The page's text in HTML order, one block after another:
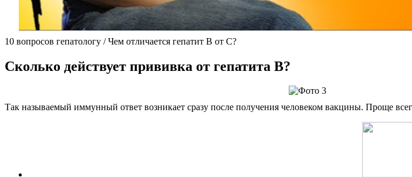
10 вопросов гепатологу / Чем отличается гепатит B от C?
Сколько действует прививка от гепатита В?
Так называемый иммунный ответ возникает сразу после получения человеком вакцины. Проще